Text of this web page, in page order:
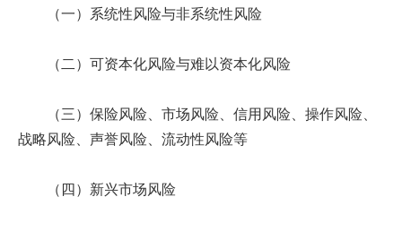
（一）系统性风险与非系统性风险
（二）可资本化风险与难以资本化风险
（三）保险风险、市场风险、信用风险、操作风险、
战略风险、声誉风险、流动性风险等
（四）新兴市场风险